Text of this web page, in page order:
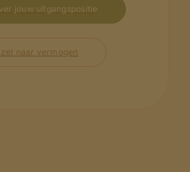
jouw uitgangspositie
naar vermogen